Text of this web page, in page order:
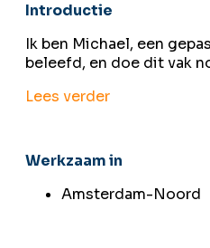
Introductie
Ik ben Michael, een
beleefd, en doe dit vak
Lees verder
Werkzaam in
Amsterdam-Noord